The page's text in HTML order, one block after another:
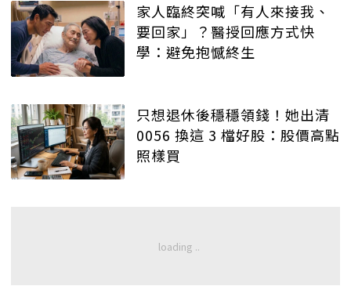
家人臨終突喊「有人來接我、
要回家」？醫授回應方式快
學：避免抱憾終生
只想退休後穩穩領錢！她出清
0056 換這 3 檔好股：股價高點
照樣買